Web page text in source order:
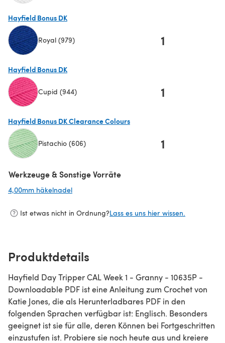
Hayfield Bonus DK
Royal (979) 1
Hayfield Bonus DK
Cupid (944) 1
Hayfield Bonus DK Clearance Colours
Pistachio (606) 1
Werkzeuge & Sonstige Vorräte
4,00mm häkelnadel
Ist etwas nicht in Ordnung?Lass es uns hier wissen.
Produktdetails
Hayfield Day Tripper CAL Week 1 - Granny - 10635P -
Downloadable PDF ist eine Anleitung zum Crochet von
Katie Jones, die als Herunterladbares PDF in den
folgenden Sprachen verfügbar ist: Englisch. Besonders
geeignet ist sie für alle, deren Können bei Fortgeschritten
einzustufen ist. Probiere sie noch heute aus und kreiere